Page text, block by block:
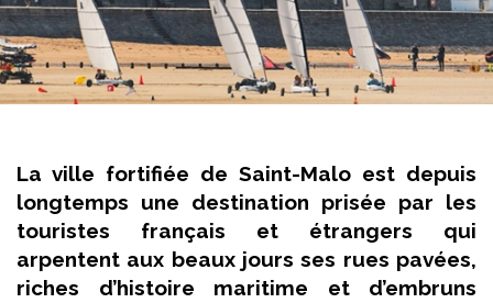
La ville fortifiée de Saint-Malo est depuis
longtemps une destination prisée par les
touristes français et étrangers qui
arpentent aux beaux jours ses rues pavées,
riches d’histoire maritime et d’embruns